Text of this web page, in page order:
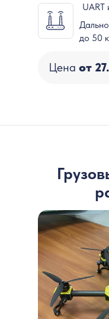
UART
до 50
Цена от